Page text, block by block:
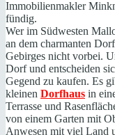
Immobilienmakler
fündig.
Wer im Südwesten
an dem charmanten
Gebirges nicht vorbei.
Dorf und entscheiden
Gegend zu kaufen. Es
kleinen Dorfhaus in
Terrasse und
von einem Garten mit
Anwesen mit viel Land